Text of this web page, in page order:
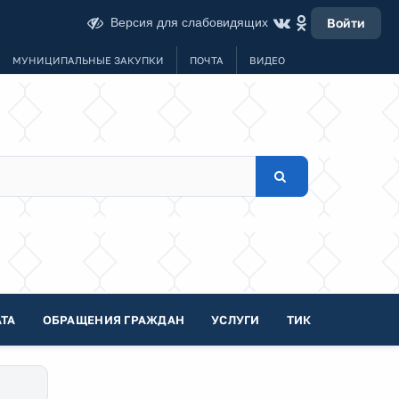
Версия для слабовидящих Войти
МУНИЦИПАЛЬНЫЕ ЗАКУПКИ ПОЧТА ВИДЕО
ОБРАЩЕНИЯ ГРАЖДАН УСЛУГИ ТИК